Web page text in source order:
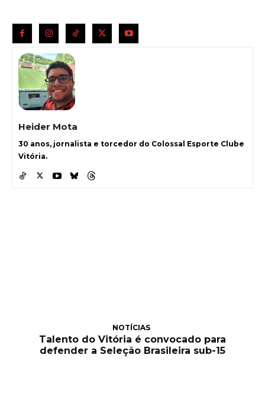
Heider Mota
30 anos, jornalista e torcedor do Colossal Esporte Clube
Vitória.
NOTÍCIAS
Talento do Vitória é convocado para
defender a Seleção Brasileira sub-15